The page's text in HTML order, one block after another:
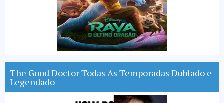
The Good Doctor Todas As Temporadas Dublado e
Legendado